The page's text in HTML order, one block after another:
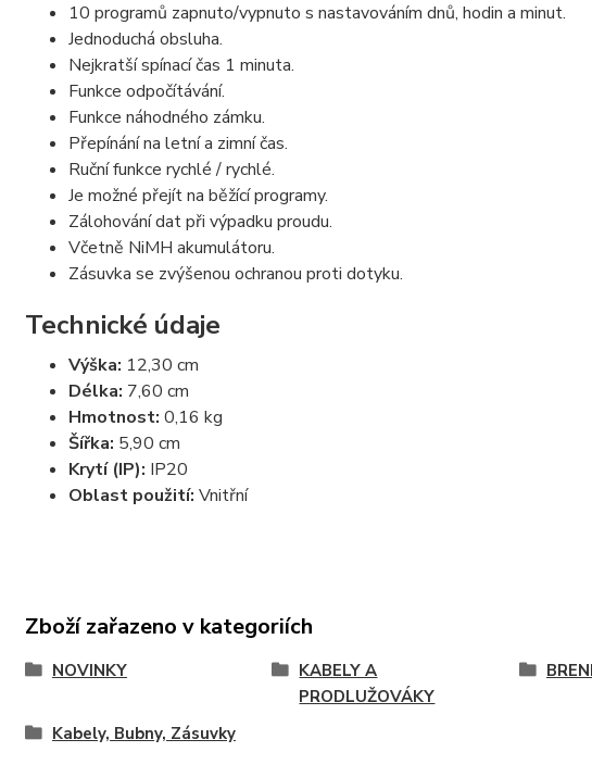
10 programů zapnuto/vypnuto s nastavováním dnů, hodin a minut.
Jednoduchá obsluha.
Nejkratší spínací čas 1 minuta.
Funkce odpočítávání.
Funkce náhodného zámku.
Přepínání na letní a zimní čas.
Ruční funkce rychlé / rychlé.
Je možné přejít na běžící programy.
Zálohování dat při výpadku proudu.
Včetně NiMH akumulátoru.
Zásuvka se zvýšenou ochranou proti dotyku.
Technické údaje
Výška: 12,30 cm
Délka: 7,60 cm
Hmotnost: 0,16 kg
Šířka: 5,90 cm
Krytí (IP): IP20
Oblast použití: Vnitřní
Zboží zařazeno v kategoriích
NOVINKY
KABELY A
PRODLUŽOVÁKY
Kabely, Bubny, Zásuvky